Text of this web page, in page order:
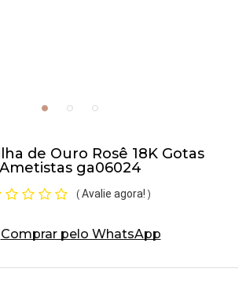
de Ouro Rosê 18K Gotas
Ametistas ga06024
( Avalie agora! )
Comprar pelo WhatsApp